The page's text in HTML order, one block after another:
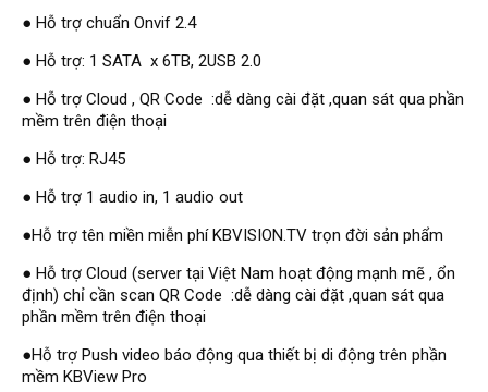
Đầu ghi KBVISION
Thiết bị chống trộm
Thiết bị chống trộm Paradox
Thiết bị Enforcer
Khóa điện tử VIRO
Khóa điện tử KBVISION
Access control Syris
● Hỗ trợ chuẩn Onvif 2.4
● Hỗ trợ: 1 SATA x 6TB, 2USB 2.0
● Hỗ trợ Cloud , QR Code :dễ dàng cài đặt ,quan sát qua phần
mềm trên điện thoại
● Hỗ trợ: RJ45
● Hỗ trợ 1 audio in, 1 audio out
●Hỗ trợ tên miền miễn phí KBVISION.TV trọn đời sản phẩm
● Hỗ trợ Cloud (server tại Việt Nam hoạt động mạnh mẽ , ổn
định) chỉ cần scan QR Code :dễ dàng cài đặt ,quan sát qua
phần mềm trên điện thoại
●Hỗ trợ Push video báo động qua thiết bị di động trên phần
mềm KBView Pro